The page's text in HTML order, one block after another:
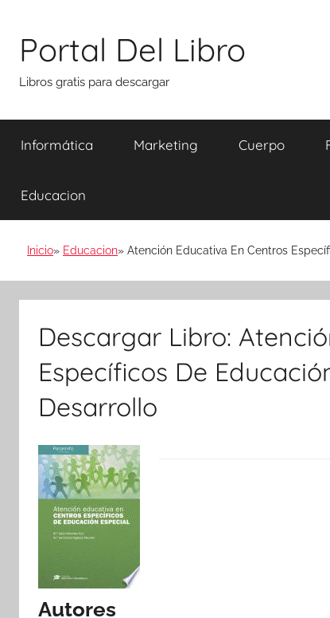
contenido
Portal Del Libro
Libros gratis para descargar
Informática Marketing Cuerpo
Educacion
Inicio Educacion Atención Educativa En Centros
Descargar Libro:
Específicos De
Desarrollo
Autores